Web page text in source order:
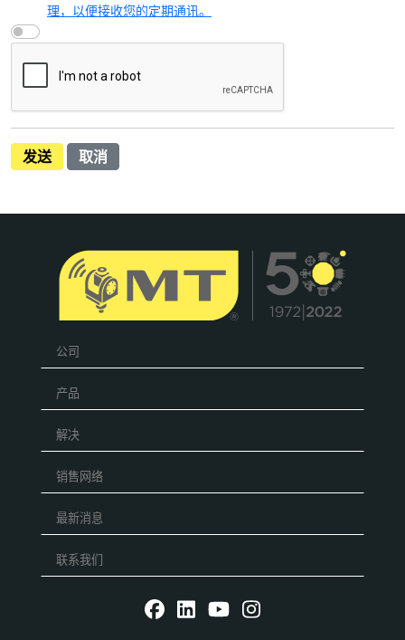
理，以便接收您的定期通讯。
发送 取消
公司
产品
解决
销售网络
最新消息
联系我们